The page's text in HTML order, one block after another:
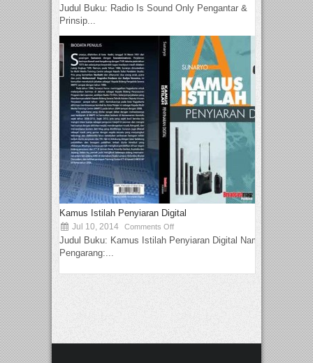
Judul Buku: Radio Is Sound Only Pengantar &
Prinsip...
Kamus Istilah Penyiaran Digital
Jul 10, 2014 Comments Off
Judul Buku: Kamus Istilah Penyiaran Digital Nama
Pengarang:...